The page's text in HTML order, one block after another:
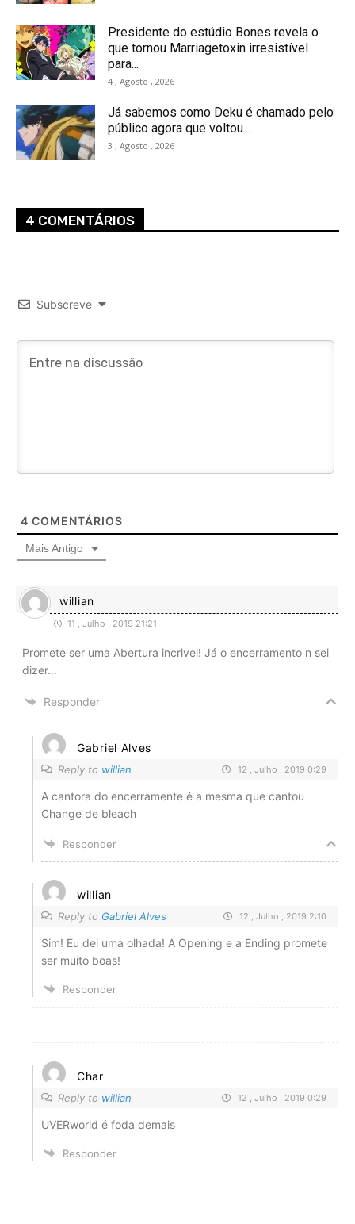
Presidente do estúdio Bones revela o
que tornou Marriagetoxin irresistível
para...
4 , Agosto , 2026
Já sabemos como Deku é chamado pelo
público agora que voltou...
3 , Agosto , 2026
4 COMENTÁRIOS
Subscreve
4 COMENTÁRIOS
Mais Antigo
willian
11 , Julho , 2019 21:21
Promete ser uma Abertura incrivel! Já o encerramento n sei
dizer…
Responder
Gabriel Alves
Reply to willian 12 , Julho , 2019 0:29
A cantora do encerramente é a mesma que cantou
Change de bleach
Responder
willian
Reply to Gabriel Alves 12 , Julho , 2019 2:10
Sim! Eu dei uma olhada! A Opening e a Ending promete
ser muito boas!
Responder
Char
Reply to willian 12 , Julho , 2019 0:29
UVERworld é foda demais
Responder